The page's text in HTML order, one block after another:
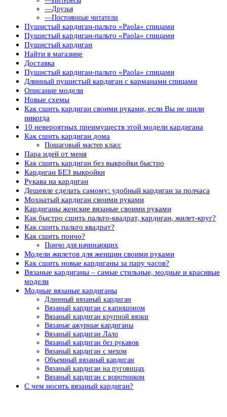
—Друзья
—Постоянные читатели
Пушистый кардиган-пальто «Paola» спицами
Пушистый кардиган-пальто «Paola» спицами
Пушистый кардиган
Найти в магазине
Доставка
Пушистый кардиган-пальто «Paola» спицами
Длинный пушистый кардиган с карманами спицами
Описание модели
Новые схемы
Как сшить кардиган своими руками, если Вы не шили
никогда
10 невероятных преимуществ этой модели кардигана
Как сшить кардиган дома
Пошаговый мастер класс
Пара идей от меня
Как сшить кардиган без выкройки быстро
Кардиган БЕЗ выкройки
Рукава на кардиган
Дешевле сделать самому: удобный кардиган за полчаса
Мохнатый кардиган своими руками
Кардиганы женские вязаные своими руками
Как быстро сшить пальто-квадрат, кардиган, жилет-круг?
Как сшить пальто квадрат?
Как сшить пончо?
Пончо для начинающих
Модели жилетов для женщин своими руками
Как сшить новые кардиганы за пару часов?
Вязаные кардиганы – самые стильные, модные и красивые
модели
Модные вязаные кардиганы
Длинный вязаный кардиган
Вязаный кардиган с капюшоном
Вязаный кардиган крупной вязки
Вязаные ажурные кардиганы
Вязаный кардиган Лало
Вязаный кардиган без рукавов
Вязаный кардиган с мехом
Объемный вязаный кардиган
Вязаный кардиган на пуговицах
Вязаный кардиган с воротником
С чем носить вязаный кардиган?